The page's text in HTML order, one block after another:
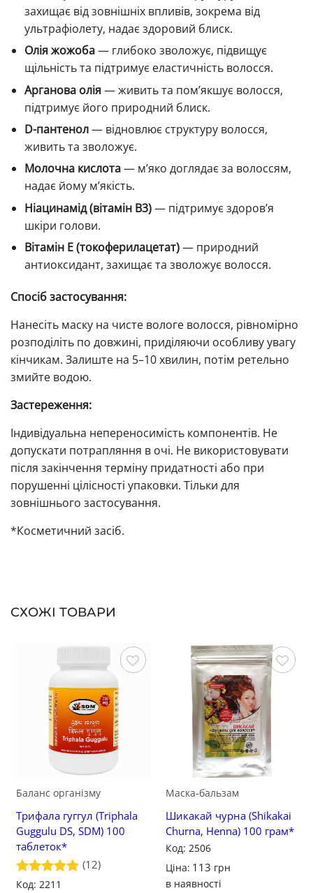
захищає від зовнішніх впливів, зокрема від
ультрафіолету, надає здоровий блиск.
Олія жожоба— глибоко зволожує, підвищує
щільність та підтримує еластичність волосся.
Арганова олія— живить та пом’якшує волосся,
підтримує його природний блиск.
D-пантенол— відновлює структуру волосся,
живить та зволожує.
Молочна кислота— м’яко доглядає за волоссям,
надає йому м’якість.
Ніацинамід (вітамін B3)— підтримує здоров’я
шкіри голови.
Вітамін Е (токоферилацетат)— природний
антиоксидант, захищає та зволожує волосся.
Спосіб застосування:
Нанесіть маску на чисте вологе волосся, рівномірно
розподіліть по довжині, приділяючи особливу увагу
кінчикам. Залиште на 5–10 хвилин, потім ретельно
змийте водою.
Застереження:
Індивідуальна непереносимість компонентів. Не
допускати потрапляння в очі. Не використовувати
після закінчення терміну придатності або при
порушенні цілісності упаковки. Тільки для
зовнішнього застосування.
*Косметичний засіб.
СХОЖІ ТОВАРИ
Зберегти
Баланс організму
Трифала гуггул (Triphala
Guggulu DS, SDM) 100
таблеток*
Оцінено в
(12)
Код: 2211
Зберегти
Маска-бальзам
Шикакай чурна (Shikakai
Churna, Henna) 100 грам*
Код: 2506
Ціна: 113 грн
в наявності